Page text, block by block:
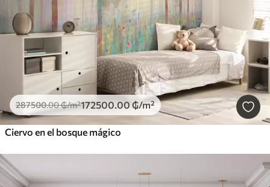
287500.00₲/m²172500.00 ₲/m²
Ciervo en el bosque mágico